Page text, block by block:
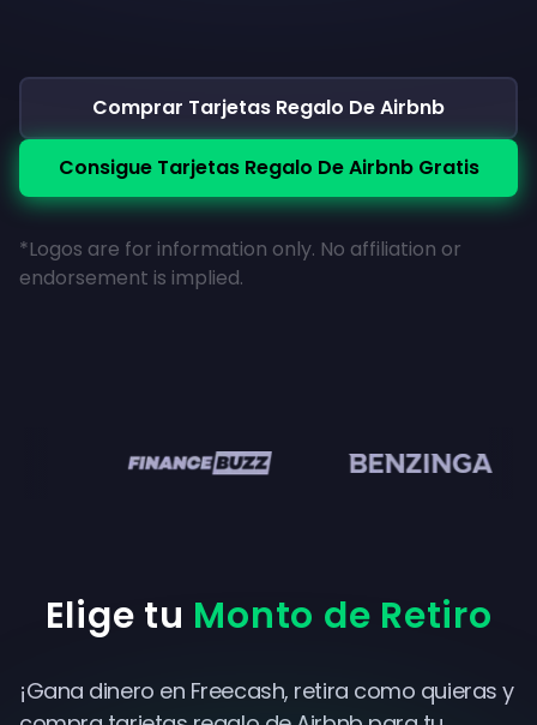
Comprar Tarjetas Regalo De Airbnb
Consigue Tarjetas Regalo De Airbnb Gratis
*Logos are for information only. No affiliation or
endorsement is implied.
Elige tu Monto de Retiro
¡Gana dinero en Freecash, retira como quieras y